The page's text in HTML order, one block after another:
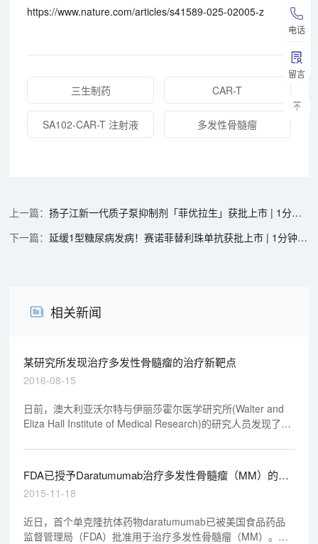
电话
留言
https://www.nature.com/articles/s41589-025-02005-z
三生制药 CAR-T
SA102-CAR-T 注射液 多发性骨髓瘤
扬子江新一代质子泵抑制剂「菲优拉生」获批上市 | 1分钟药闻速览
延缓1型糖尿病发病！赛诺菲替利珠单抗获批上市 | 1分钟药闻速览
相关新闻
某研究所发现治疗多发性骨髓瘤的治疗新靶点
2016-08-15
日前，澳大利亚沃尔特与伊丽莎霍尔医学研究所(Walter and
Eliza Hall Institute of Medical Research)的研究人员发现了治
依靠MCL-1蛋白来维持细胞生存。
FDA已授予Daratumumab治疗多发性骨髓瘤（MM）的孤
儿药地位
2015-11-18
近日，首个单克隆抗体药物daratumumab已被美国食品药品
监督管理局（FDA）批准用于治疗多发性骨髓瘤（MM）。对